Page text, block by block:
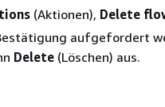
(Aktionen), Delete
aufgefordert
Delete (Löschen) aus.